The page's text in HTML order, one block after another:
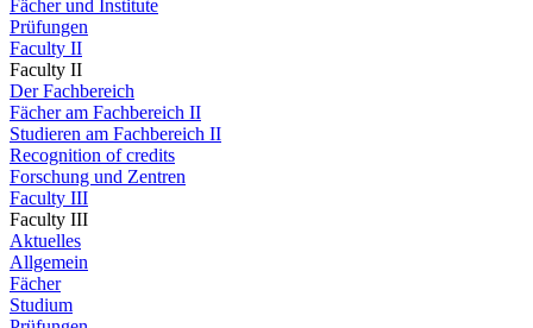
Fächer und Institute
Prüfungen
Faculty II
Faculty II
Der Fachbereich
Fächer am Fachbereich II
Studieren am Fachbereich II
Recognition of credits
Forschung und Zentren
Faculty III
Faculty III
Aktuelles
Allgemein
Fächer
Studium